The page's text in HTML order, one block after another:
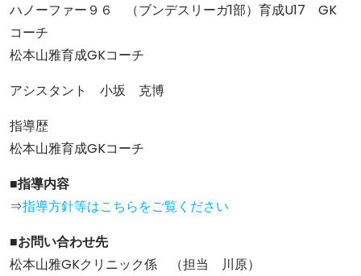
ハノーファー９６ （ブンデスリーガ1部）育成U17 GK
コーチ
松本山雅育成GKコーチ
アシスタント 小坂 克博
指導歴
松本山雅育成GKコーチ
■指導内容
⇒指導方針等はこちらをご覧ください
■お問い合わせ先
松本山雅GKクリニック係 （担当 川原）